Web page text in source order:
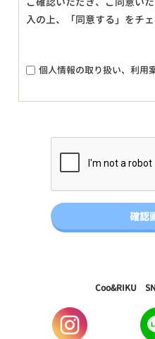
入の上、「同意する」をチェ
個人情報の取り扱い、利用
Coo&RIKU